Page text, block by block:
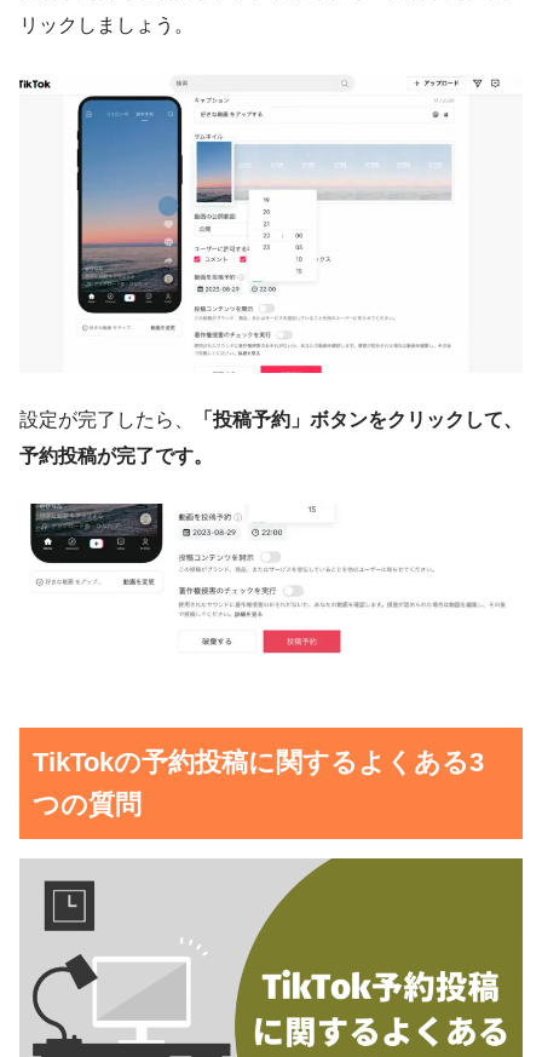
リックしましょう。
設定が完了したら、
「投稿予約」ボタンをクリックして、
予約投稿が完了です。
TikTokの予約投稿に関するよくある3
つの質問